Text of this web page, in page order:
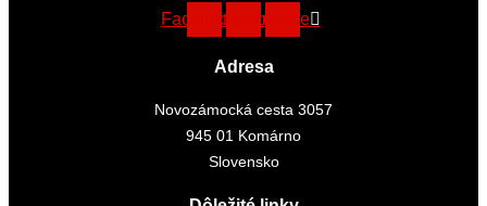
FacebookInstagramYoutube
Adresa
Novozámocká cesta 3057
945 01 Komárno
Slovensko